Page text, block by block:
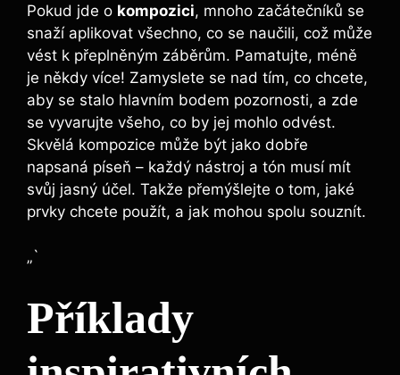
Pokud jde o kompozici, mnoho začátečníků se⁤
snaží aplikovat ⁤všechno, co‍ se naučili, což může
vést k přeplněným záběrům.‍ Pamatujte, méně
je ⁤někdy⁣ více!‍ Zamyslete se nad ​tím, co⁢ chcete,
aby ⁢se ⁤stalo⁣ hlavním bodem pozornosti,⁣ a zde
se vyvarujte všeho,‌ co by jej ⁢mohlo odvést.
Skvělá ⁤kompozice může ‌být jako dobře⁤
napsaná píseň –​ každý ‍nástroj‌ a ⁤tón musí mít
svůj jasný ‌účel. Takže ⁣přemýšlejte ‌o ⁢tom, jaké
prvky chcete použít, a jak ⁤mohou spolu souznít.
„`
Příklady⁣